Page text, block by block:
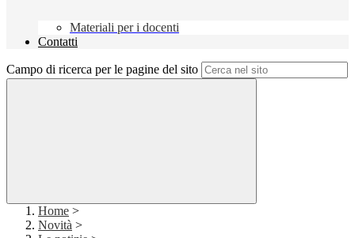
Materiali per i docenti
Contatti
Campo di ricerca per le pagine del sito
Home >
Novità >